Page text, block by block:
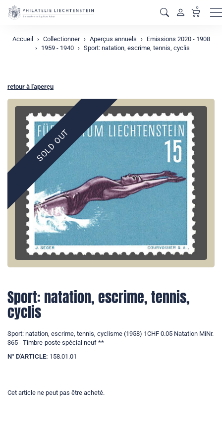
0
Accueil Collectionner Aperçus annuels
Emissions 2020 - 1908
1959 - 1940
Sport: natation, escrime, tennis, cyclis
retour à l'aperçu
SOLD OUT
Sport: natation, escrime, tennis,
cyclis
Sport: natation, escrime, tennis, cyclisme (1958) 1CHF 0.05 Natation MiNr.
365 - Timbre-poste spécial neuf **
N° D'ARTICLE: 158.01.01
Cet article ne peut pas être acheté.